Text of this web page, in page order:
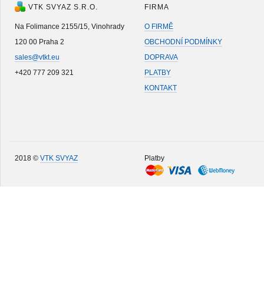
VTK SVYAZ S.R.O.
Na Folimance 2155/15, Vinohrady
120 00 Praha 2
sales@vtkt.eu
+420 777 209 321
FIRMA
O FIRMĚ
OBCHODNÍ PODMÍNKY
DOPRAVA
PLATBY
KONTAKT
2018 © VTK SVYAZ Platby